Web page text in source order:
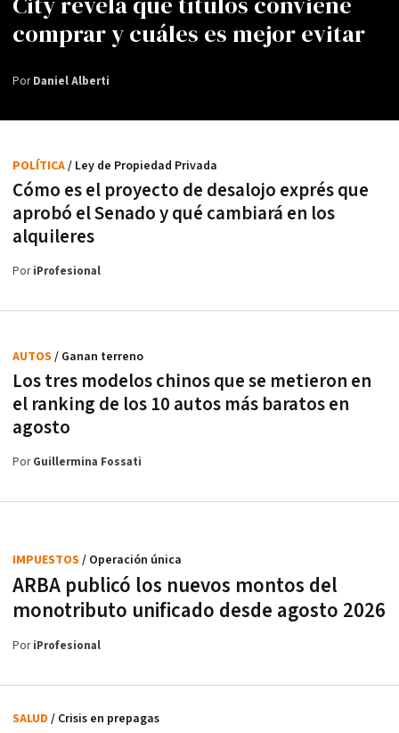
comprar y cuáles es mejor evitar
PorDaniel Alberti
Cómo es el proyecto de desalojo exprés que
aprobó el Senado y qué cambiará en los
alquileres
POLÍTICA/ Ley de Propiedad Privada
PoriProfesional
Los tres modelos chinos que se metieron en
el ranking de los 10 autos más baratos en
agosto
AUTOS / Ganan terreno
PorGuillermina Fossati
ARBA publicó los nuevos montos del
monotributo unificado desde agosto 2026
IMPUESTOS / Operación única
PoriProfesional
SALUD / Crisis en prepagas